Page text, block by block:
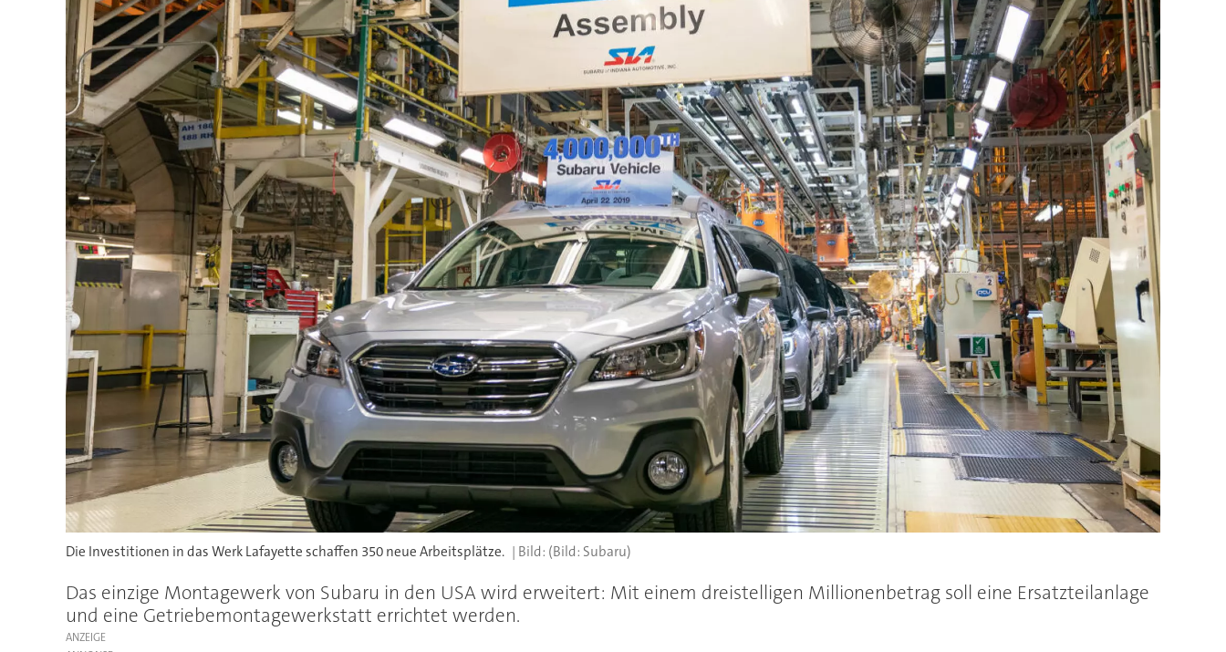
Die Investitionen in das Werk Lafayette schaffen 350 neue Arbeitsplätze. (Bild: Subaru)
Das einzige Montagewerk von Subaru in den USA wird erweitert: Mit einem dreistelligen Millionenbetrag soll eine Ersatzteilanlage
und eine Getriebemontagewerkstatt errichtet werden.
ANZEIGE